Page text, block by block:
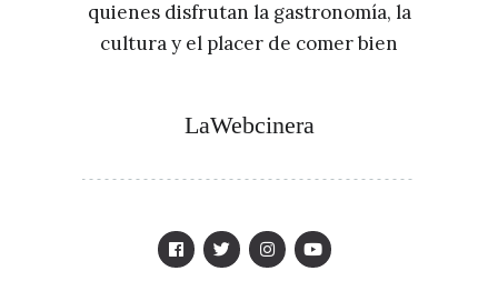
quienes disfrutan la gastronomía, la
cultura y el placer de comer bien
LaWebcinera